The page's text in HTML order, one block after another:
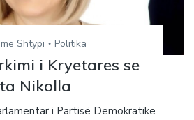
Shtypi Politika
i Kryetares se
Nikolla
i Partisë Demokratike